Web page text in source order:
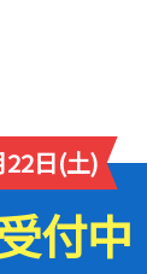
日(土)
付中